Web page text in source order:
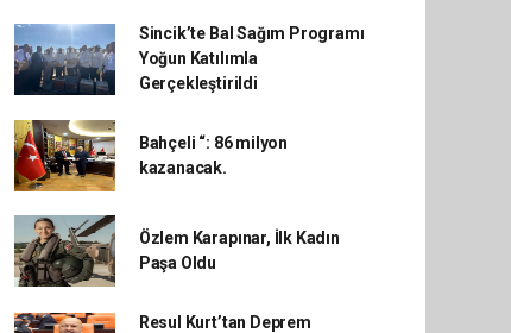
Sincik’te Bal Sağım Programı
Yoğun Katılımla
Gerçekleştirildi
Bahçeli “: 86 milyon
kazanacak.
Özlem Karapınar, İlk Kadın
Paşa Oldu
Resul Kurt’tan Deprem